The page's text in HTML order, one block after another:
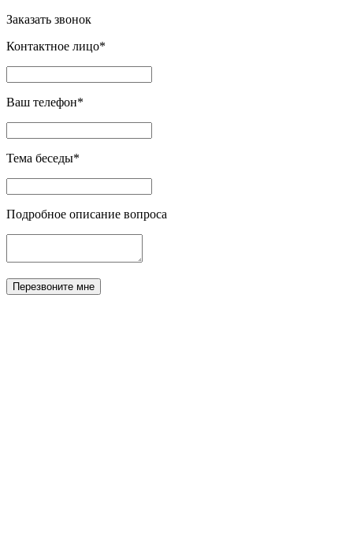
Заказать звонок
Контактное лицо*
Ваш телефон*
Тема беседы*
Подробное описание вопроса
Перезвоните мне